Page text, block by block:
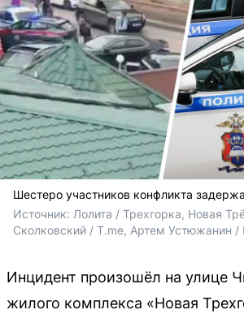
Шестеро участников конфликта
Источник: Лолита / Трехгорка, Новая
Сколковский / T.me, Артем Устюжанин /
Инцидент произошёл на улице
жилого комплекса «Новая